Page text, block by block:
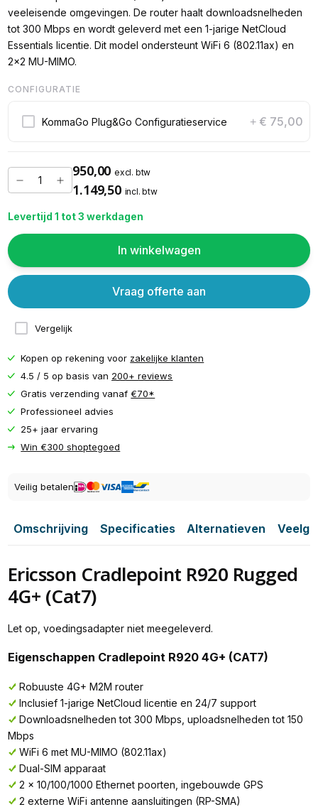
veeleisende omgevingen. De router haalt downloadsnelheden
tot 300 Mbps en wordt geleverd met een 1-jarige NetCloud
Essentials licentie. Dit model ondersteunt WiFi 6 (802.11ax) en
2x2 MU-MIMO.
CONFIGURATIE
KommaGo Plug&Go Configuratieservice + € 75,00
950,00 excl. btw
1.149,50 incl. btw
Levertijd 1 tot 3 werkdagen
In winkelwagen
Vergelijk
Vraag offerte aan
Kopen op rekening voor zakelijke klanten
4.5 / 5 op basis van 200+ reviews
Gratis verzending vanaf€70*
Professioneel advies
25+ jaar ervaring
Win €300 shoptegoed
Veilig betalen
Omschrijving Specificaties Alternatieven
Ericsson Cradlepoint R920 Rugged
4G+ (Cat7)
Let op, voedingsadapter niet meegeleverd.
Eigenschappen Cradlepoint R920 4G+ (CAT7)
Robuuste 4G+ M2M router
Inclusief 1-jarige NetCloud licentie en 24/7 support
Downloadsnelheden tot 300 Mbps, uploadsnelheden tot 150
Mbps
WiFi 6 met MU-MIMO (802.11ax)
Dual-SIM apparaat
2 x 10/100/1000 Ethernet poorten, ingebouwde GPS
2 externe WiFi antenne aansluitingen (RP-SMA)